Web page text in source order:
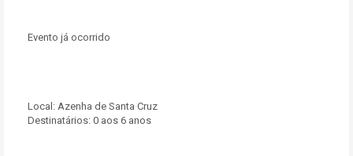
Evento já ocorrido
Local: Azenha de Santa Cruz
Destinatários: 0 aos 6 anos